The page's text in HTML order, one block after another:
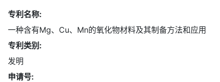
专利名称:
一种含有Mg、Cu、Mn的氧化物材料及其制备方法和应用
专利类别:
发明
申请号: